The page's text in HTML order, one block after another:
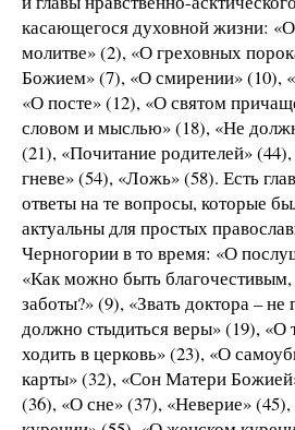
касающегося духовной жизни:
молитве» (2), «О греховных
Божием» (7), «О смирении» (10),
«О посте» (12), «О святом
словом и мыслью» (18), «Не
(21), «Почитание родителей»
гневе» (54), «Ложь» (58). Есть
ответы на те вопросы, которые
актуальны для простых
Черногории в то время: «О
«Как можно быть
заботы?» (9), «Звать доктора – не
должно стыдиться веры» (19), «О
ходить в церковь» (23), «О
карты» (32), «Сон Матери
(36), «О сне» (37), «Неверие»